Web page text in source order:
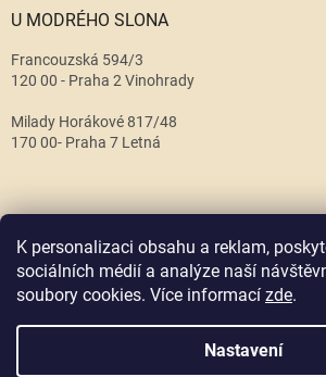
K personalizaci obsahu a reklam,
sociálních médií a analýze naší
soubory cookies. Více informací zde.
Nastavení
U MODRÉHO SLONA
Francouzská 594/3
120 00 - Praha 2 Vinohrady
Milady Horákové 817/48
170 00- Praha 7 Letná